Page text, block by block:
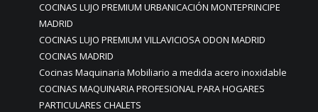
COCINAS LUJO PREMIUM URBANICACIÓN MONTEPRINCIPE
MADRID
COCINAS LUJO PREMIUM VILLAVICIOSA ODON MADRID
COCINAS MADRID
Cocinas Maquinaria Mobiliario a medida acero inoxidable
COCINAS MAQUINARIA PROFESIONAL PARA HOGARES
PARTICULARES CHALETS